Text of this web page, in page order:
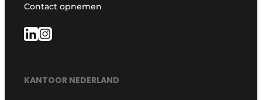
Contact opnemen
KANTOOR NEDERLAND